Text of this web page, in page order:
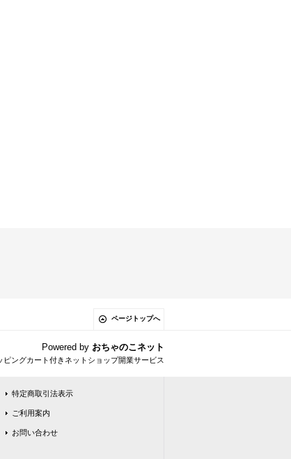
ページトップへ
Powered by おちゃのこネット
ピングカート付きネットショップ開業サービス
特定商取引法表示
ご利用案内
お問い合わせ